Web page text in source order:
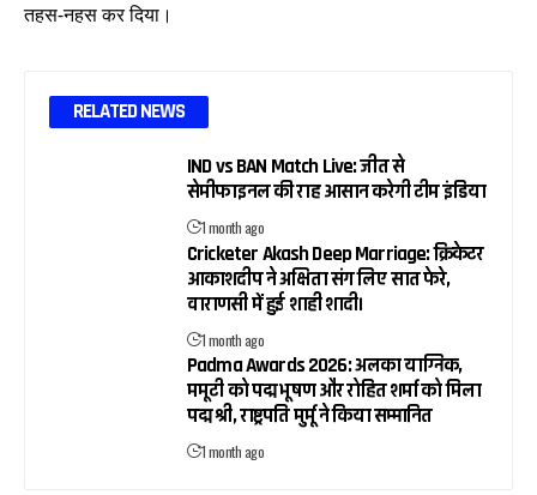
तहस-नहस कर दिया।
RELATED NEWS
IND vs BAN Match Live: जीत से
सेमीफाइनल की राह आसान करेगी टीम इंडिया
1 month ago
Cricketer Akash Deep Marriage: क्रिकेटर
आकाशदीप ने अक्षिता संग लिए सात फेरे,
वाराणसी में हुई शाही शादी।
1 month ago
Padma Awards 2026: अलका याग्निक,
ममूटी को पद्म भूषण और रोहित शर्मा को मिला
पद्म श्री, राष्ट्रपति मुर्मू ने किया सम्मानित
1 month ago